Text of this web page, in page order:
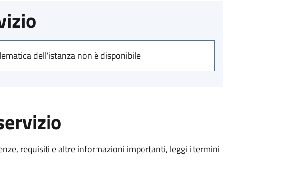
dell'istanza non è disponibile
requisiti e altre informazioni importanti, leggi i termini